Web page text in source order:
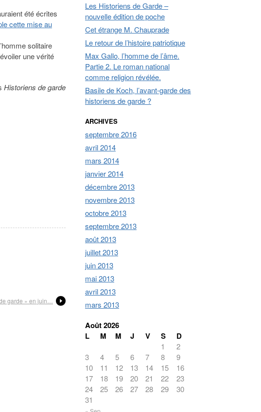
été écrites
cette mise au
solitaire
une vérité
Historiens de garde
garde » en juin…
Les Historiens de Garde –
nouvelle édition de poche
Cet étrange M. Chauprade
Le retour de l’histoire patriotique
Max Gallo, l’homme de l’âme.
Partie 2. Le roman national
comme religion révélée.
Basile de Koch, l’avant-garde des
historiens de garde ?
ARCHIVES
septembre 2016
avril 2014
mars 2014
janvier 2014
décembre 2013
novembre 2013
octobre 2013
septembre 2013
août 2013
juillet 2013
juin 2013
mai 2013
avril 2013
mars 2013
Août 2026
L
M M J V S D
1
2
3
4 5 6 7 8
9
10
11 12 13 14 15
16
17
18 19 20 21 22
23
24
25 26 27 28 29
30
31